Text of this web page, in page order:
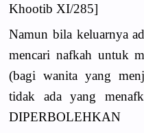
Khootib XI/285]
Namun bila keluarnya
mencari nafkah untuk
(bagi wanita yang
tidak ada yang
DIPERBOLEHKAN